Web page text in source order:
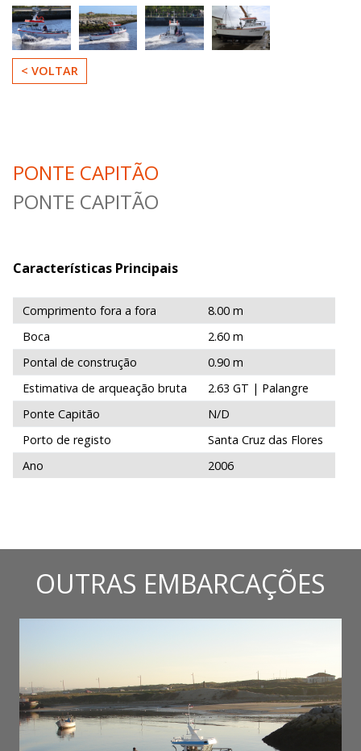
< VOLTAR
PONTE CAPITÃO
PONTE CAPITÃO
Características Principais
Comprimento fora a fora
8.00 m
Boca
2.60 m
Pontal de construção
0.90 m
Estimativa de arqueação bruta
2.63 GT | Palangre
Ponte Capitão
N/D
Porto de registo
Santa Cruz das Flores
Ano
2006
OUTRAS EMBARCAÇÕES